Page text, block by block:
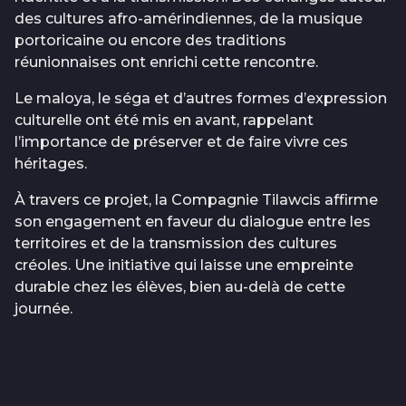
des cultures afro-amérindiennes, de la musique
portoricaine ou encore des traditions
réunionnaises ont enrichi cette rencontre.
Le maloya, le séga et d’autres formes d’expression
culturelle ont été mis en avant, rappelant
l’importance de préserver et de faire vivre ces
héritages.
À travers ce projet, la Compagnie Tilawcis affirme
son engagement en faveur du dialogue entre les
territoires et de la transmission des cultures
créoles. Une initiative qui laisse une empreinte
durable chez les élèves, bien au-delà de cette
journée.